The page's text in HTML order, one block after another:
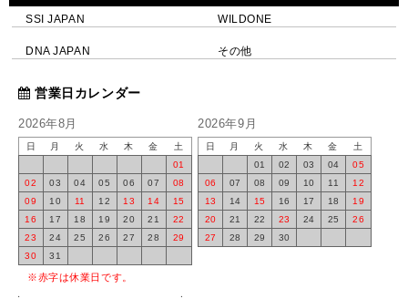
SSI JAPAN WILDONE
DNA JAPAN その他
営業日カレンダー
2026年8月
日 月 火 水 木 金
土
01
02
03 04 05 06 07
08
09
10 11 12 13 14
15
16
17 18 19 20 21
22
23
24 25 26 27 28
29
30
31
2026年9月
日 月 火 水 木 金
土
01
02 03 04
05
06
07 08 09 10 11
12
13
14 15 16 17 18
19
20
21 22 23 24 25
26
27
28 29 30
※赤字は休業日です。